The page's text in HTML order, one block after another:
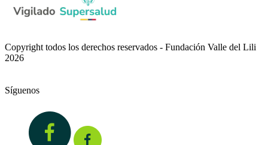
Copyright todos los derechos reservados - Fundación Valle del Lili
2026
Síguenos